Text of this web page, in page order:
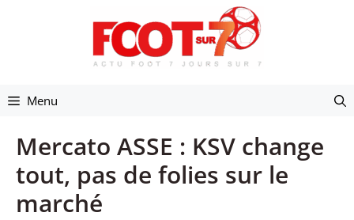
Menu
Mercato ASSE : KSV change
tout, pas de folies sur le
marché